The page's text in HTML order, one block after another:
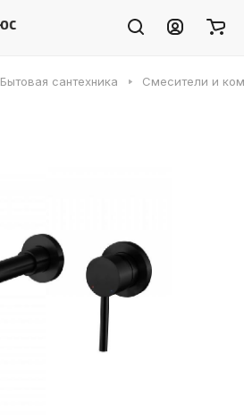
Бытовая сантехника Смесители и